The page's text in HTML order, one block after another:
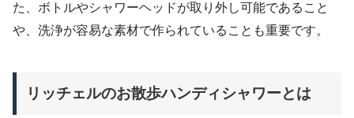
た、ボトルやシャワーヘッドが取り外し可能であること
や、洗浄が容易な素材で作られていることも重要です。
リッチェルのお散歩ハンディシャワーとは